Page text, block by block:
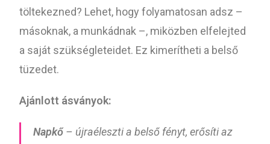
töltekezned? Lehet, hogy folyamatosan adsz –
másoknak, a munkádnak –, miközben elfelejted
a saját szükségleteidet. Ez kimerítheti a belső
tüzedet.
Ajánlott ásványok:
Napkő– újraéleszti a belső fényt, erősíti az